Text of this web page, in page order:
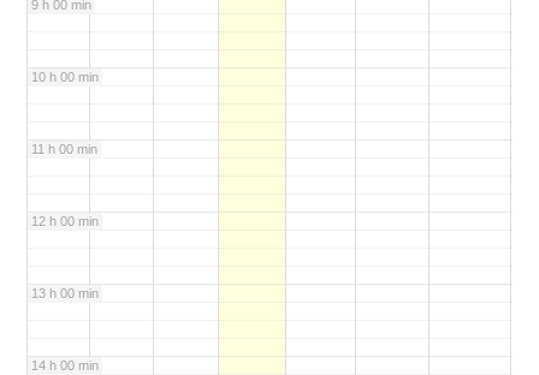
9 h 00 min
10 h 00 min
11 h 00 min
12 h 00 min
13 h 00 min
14 h 00 min